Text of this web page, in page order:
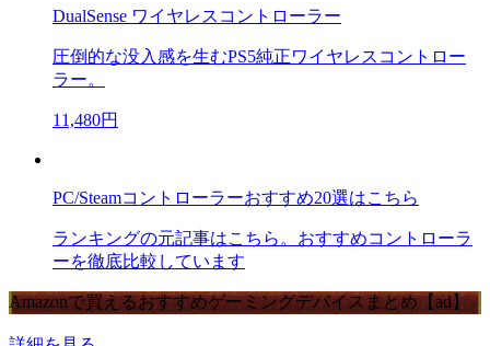
DualSense ワイヤレスコントローラー
圧倒的な没入感を生むPS5純正ワイヤレスコントロー
ラー。
11,480円
PC/Steamコントローラーおすすめ20選はこちら
ランキングの元記事はこちら。おすすめコントローラ
ーを徹底比較しています
Amazonで買えるおすすめゲーミングデバイスまとめ【ad】